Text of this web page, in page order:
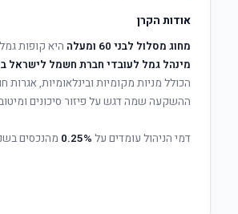
אודות הקרן
מחוג מסלול לבני 60 ומעלה
היא קופות
מינהל גמל לעובדי חברת חשמל לישראל
הכולל מניות מקומיות ובינלאומיות, אגרות
ההשקעה שמה דגש על פיזור סיכונים
דמי הניהול עומדים על 0.25% מהנכסים